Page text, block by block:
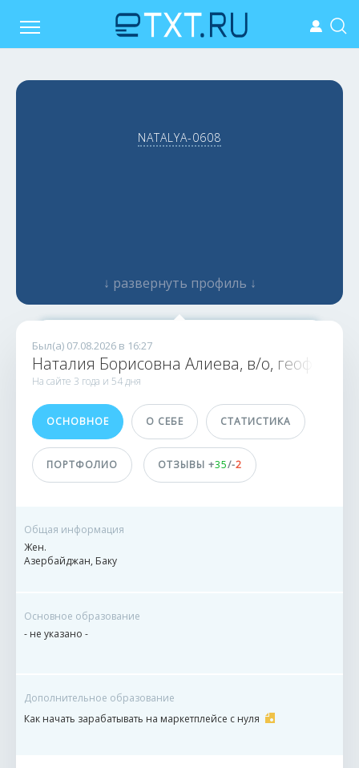
NATALYA-0608
↓ развернуть профиль ↓
7 239
1420 заказов
0 сделок
Наталия Борисовна Алиева, в/о, геофизик,
На сайте 3 года и 54 дня
Был(а) 07.08.2026 в 16:27
ОСНОВНОЕ О СЕБЕ СТАТИСТИКА
ПОРТФОЛИО ОТЗЫВЫ +35/-2
Общая информация
Жен.
Азербайджан, Баку
Основное образование
- не указано -
Дополнительное образование
Как начать зарабатывать на маркетплейсе с нуля